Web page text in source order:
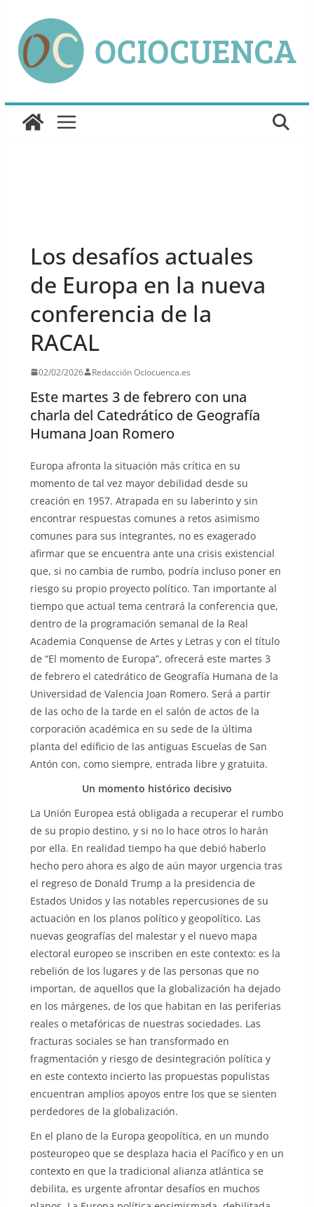
contenido
Los desafíos actuales
de Europa en la nueva
conferencia de la
RACAL
02/02/2026 Redacción Ociocuenca.es
Este martes 3 de febrero con una
charla del Catedrático de Geografía
Humana Joan Romero
Europa afronta la situación más crítica en su
momento de tal vez mayor debilidad desde su
creación en 1957. Atrapada en su laberinto y sin
encontrar respuestas comunes a retos asimismo
comunes para sus integrantes, no es exagerado
afirmar que se encuentra ante una crisis existencial
que, si no cambia de rumbo, podría incluso poner en
riesgo su propio proyecto político. Tan importante al
tiempo que actual tema centrará la conferencia que,
dentro de la programación semanal de la Real
Academia Conquense de Artes y Letras y con el título
de “El momento de Europa”, ofrecerá este martes 3
de febrero el catedrático de Geografía Humana de la
Universidad de Valencia Joan Romero. Será a partir
de las ocho de la tarde en el salón de actos de la
corporación académica en su sede de la última
planta del edificio de las antiguas Escuelas de San
Antón con, como siempre, entrada libre y gratuita.
Un momento histórico decisivo
La Unión Europea está obligada a recuperar el rumbo
de su propio destino, y si no lo hace otros lo harán
por ella. En realidad tiempo ha que debió haberlo
hecho pero ahora es algo de aún mayor urgencia tras
el regreso de Donald Trump a la presidencia de
Estados Unidos y las notables repercusiones de su
actuación en los planos político y geopolítico. Las
nuevas geografías del malestar y el nuevo mapa
electoral europeo se inscriben en este contexto: es la
rebelión de los lugares y de las personas que no
importan, de aquellos que la globalización ha dejado
en los márgenes, de los que habitan en las periferias
reales o metafóricas de nuestras sociedades. Las
fracturas sociales se han transformado en
fragmentación y riesgo de desintegración política y
en este contexto incierto las propuestas populistas
encuentran amplios apoyos entre los que se sienten
perdedores de la globalización.
En el plano de la Europa geopolítica, en un mundo
posteuropeo que se desplaza hacia el Pacífico y en un
contexto en que la tradicional alianza atlántica se
debilita, es urgente afrontar desafíos en muchos